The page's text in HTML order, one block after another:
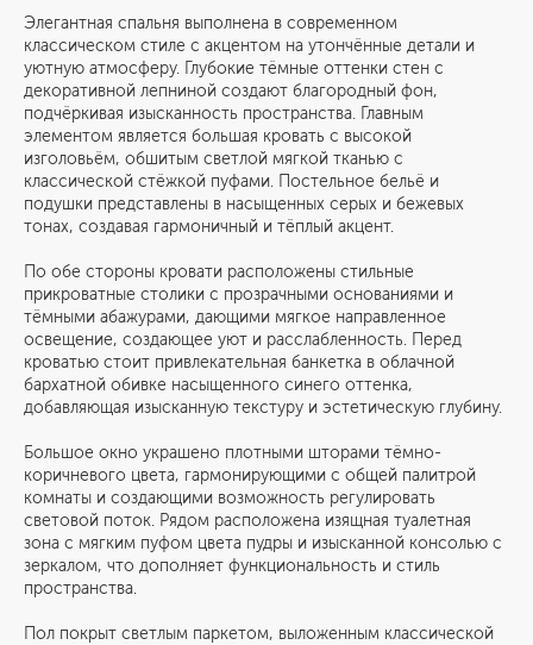
Элегантная спальня выполнена в современном
классическом стиле с акцентом на утончённые детали и
уютную атмосферу. Глубокие тёмные оттенки стен с
декоративной лепниной создают благородный фон,
подчёркивая изысканность пространства. Главным
элементом является большая кровать с высокой
изголовьём, обшитым светлой мягкой тканью с
классической стёжкой пуфами. Постельное бельё и
подушки представлены в насыщенных серых и бежевых
тонах, создавая гармоничный и тёплый акцент.
По обе стороны кровати расположены стильные
прикроватные столики с прозрачными основаниями и
тёмными абажурами, дающими мягкое направленное
освещение, создающее уют и расслабленность. Перед
кроватью стоит привлекательная банкетка в облачной
бархатной обивке насыщенного синего оттенка,
добавляющая изысканную текстуру и эстетическую глубину.
Большое окно украшено плотными шторами тёмно-
коричневого цвета, гармонирующими с общей палитрой
комнаты и создающими возможность регулировать
световой поток. Рядом расположена изящная туалетная
зона с мягким пуфом цвета пудры и изысканной консолью с
зеркалом, что дополняет функциональность и стиль
пространства.
Пол покрыт светлым паркетом, выложенным классической